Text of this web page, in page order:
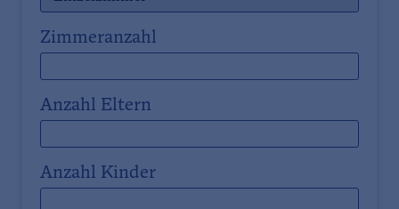
Zimmeranzahl
Anzahl Eltern
Anzahl Kinder